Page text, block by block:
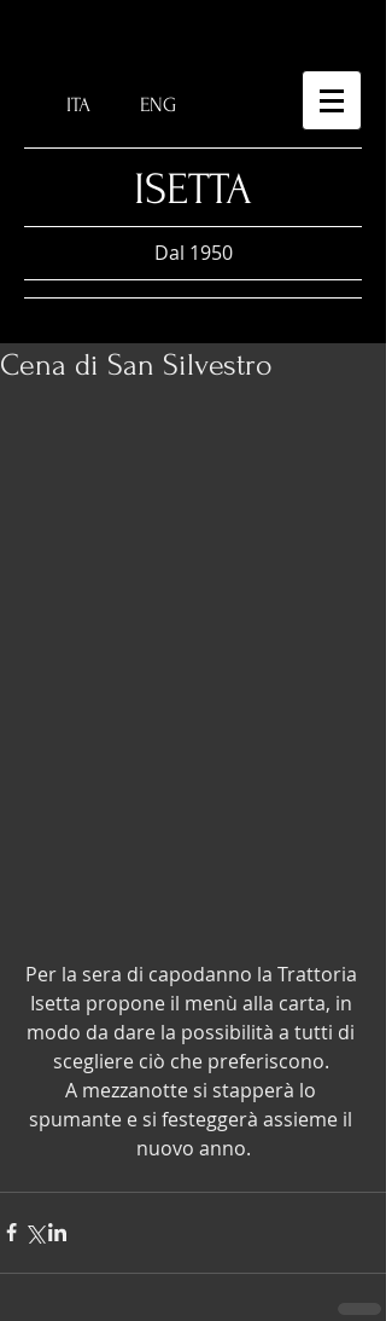
ITA ENG
​ISETTA
Dal 1950
Cena di San Silvestro
Per la sera di capodanno la Trattoria
Isetta propone il menù alla carta, in
modo da dare la possibilità a tutti di
scegliere ciò che preferiscono.
A mezzanotte si stapperà lo
spumante e si festeggerà assieme il
nuovo anno.